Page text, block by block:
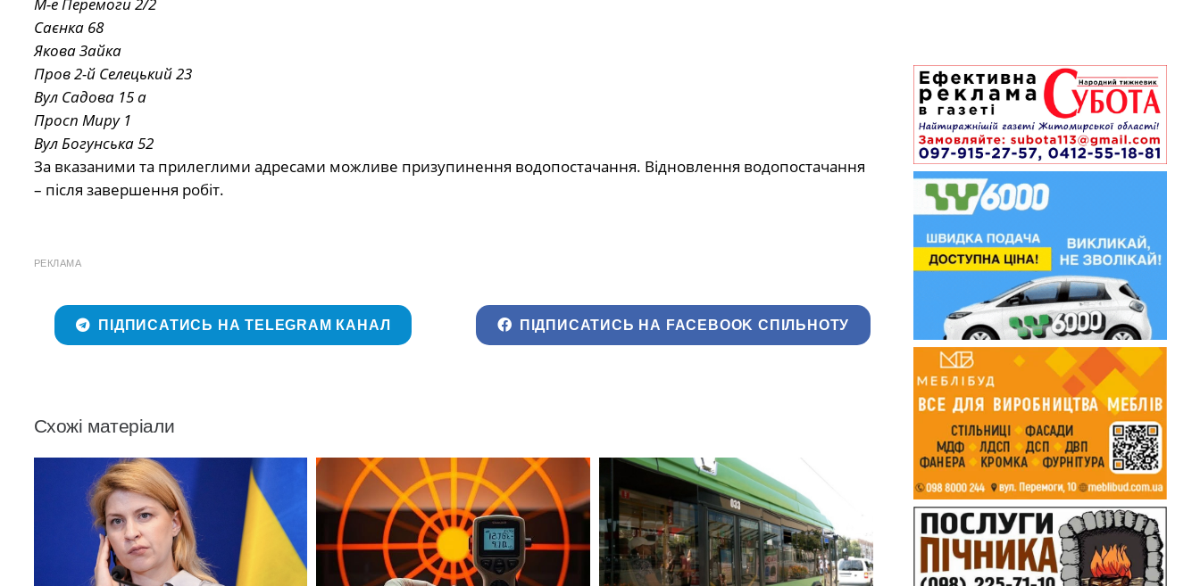
Саєнка 68
Якова Зайка
Пров 2-й Селецький 23
Вул Садова 15 а
Просп Миру 1
Вул Богунська 52
За вказаними та прилеглими адресами можливе призупинення водопостачання. Відновлення водопостачання
– після завершення робіт.
РЕКЛАМА
ПІДПИСАТИСЬ НА TELEGRAM КАНАЛ ПІДПИСАТИСЬ НА FACEBOOK СПІЛЬНОТУ
Схожі матеріали